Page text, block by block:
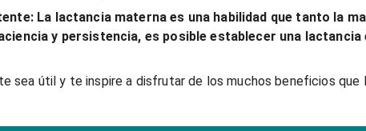
La lactancia materna es una habilidad que tanto la
y persistencia, es posible establecer una lactancia
sea útil y te inspire a disfrutar de los muchos beneficios